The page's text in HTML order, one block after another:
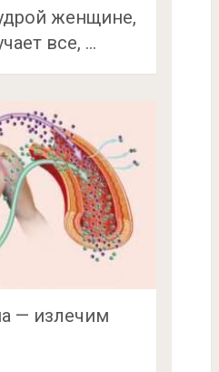
женщине,
все, …
— излечим